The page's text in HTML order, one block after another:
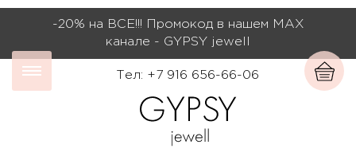
-20% на ВСЕ!!! Промокод в нашем МАХ
канале - GYPSY jewell
Тел: +7 916 656-66-06